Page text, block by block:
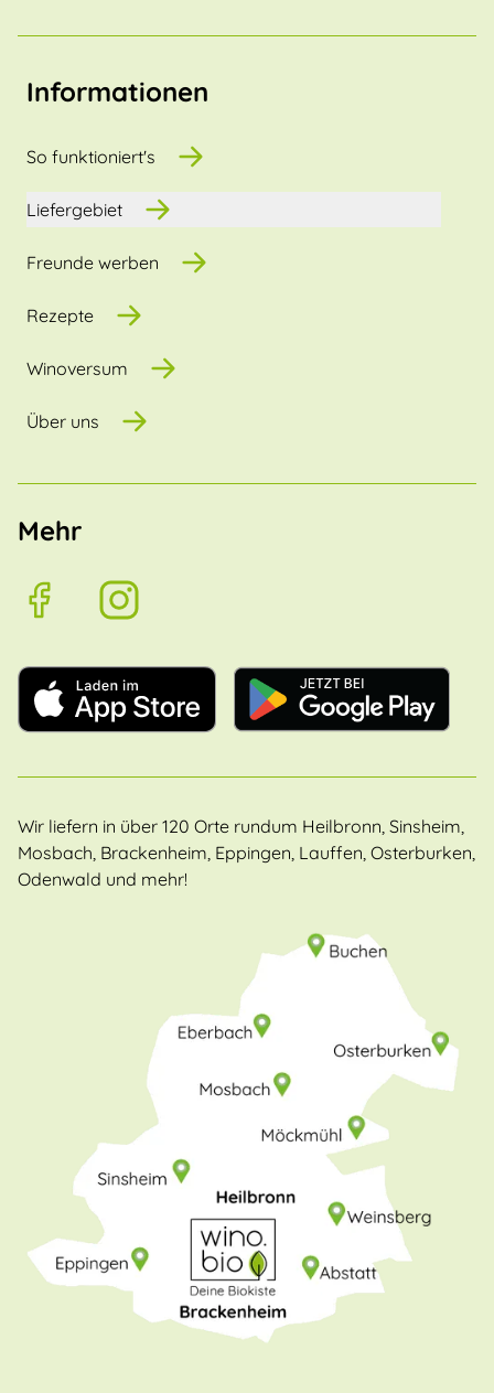
Informationen
So funktioniert's
Liefergebiet
Freunde werben
Rezepte
Winoversum
Über uns
Mehr
Wir liefern in über 120 Orte rundum Heilbronn, Sinsheim,
Mosbach, Brackenheim, Eppingen, Lauffen, Osterburken,
Odenwald und mehr!